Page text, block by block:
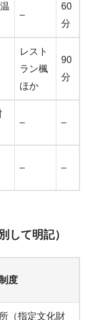
–
60
分
レスト
ラン楓
ほか
90
分
– –
– –
して明記）
度
（指定文化財